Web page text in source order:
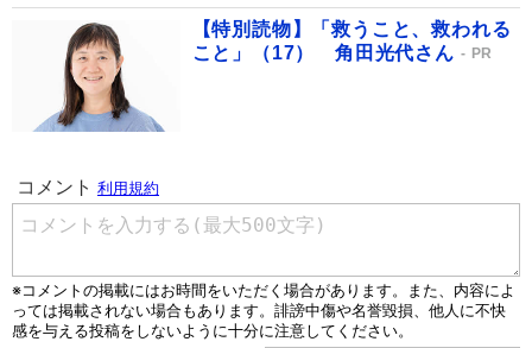
【特別読物】「救うこと、救われる
こと」（17） 角田光代さん
PR